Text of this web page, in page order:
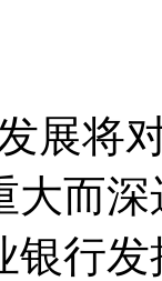
展将
大而
银行